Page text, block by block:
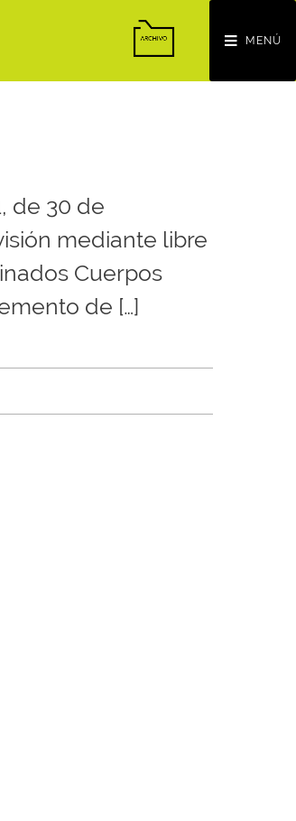
MENÚ
de 30 de
mediante libre
Cuerpos
de […]